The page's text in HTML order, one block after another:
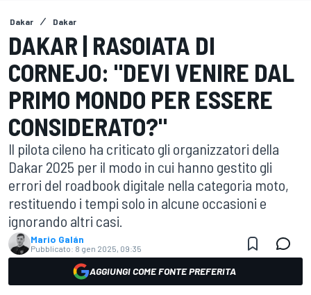
Dakar Dakar
DAKAR | RASOIATA DI
CORNEJO: "DEVI VENIRE DAL
PRIMO MONDO PER ESSERE
CONSIDERATO?"
Il pilota cileno ha criticato gli organizzatori della
Dakar 2025 per il modo in cui hanno gestito gli
errori del roadbook digitale nella categoria moto,
restituendo i tempi solo in alcune occasioni e
ignorando altri casi.
Mario Galán
Pubblicato: 8 gen 2025, 09:35
AGGIUNGI COME FONTE PREFERITA